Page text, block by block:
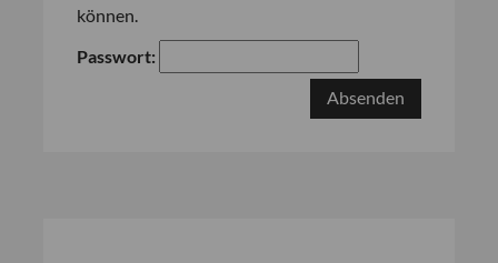
können.
Passwort: